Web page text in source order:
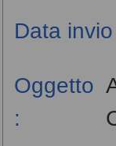
Data
Oggetto
: